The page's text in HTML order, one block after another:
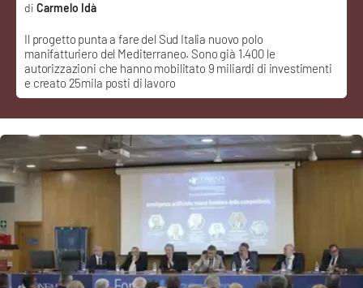
Ambiente
Cronaca
Cultura
Economia e Lavoro
Politica
Sanità
Il progetto punta a fare del Sud Italia nuovo polo
manifatturiero del Mediterraneo. Sono già 1.400 le
autorizzazioni che hanno mobilitato 9 miliardi di investimenti
e creato 25mila posti di lavoro
Carmelo Idà